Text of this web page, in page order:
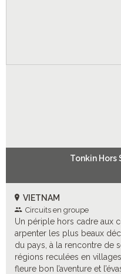
Tonkin Hors
VIETNAM
Circuits en groupe
Un périple hors cadre aux
arpenter les plus beaux
du pays, à la rencontre de
régions reculées en
fleure bon l’aventure et